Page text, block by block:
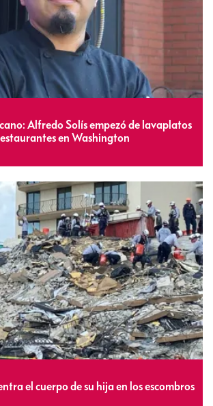
Alfredo Solís empezó de lavaplatos
en Washington
el cuerpo de su hija en los escombros